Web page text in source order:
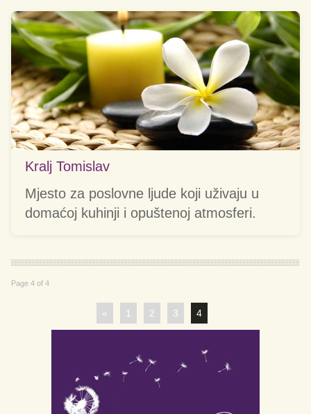
Kralj Tomislav
Mjesto za poslovne ljude koji uživaju u
domaćoj kuhinji i opuštenoj atmosferi.
Page 4 of 4
« 1 2 3 4